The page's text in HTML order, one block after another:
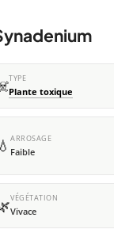
TYPE
Plante toxique
💧 ARROSAGE
Faible
VÉGÉTATION
Vivace